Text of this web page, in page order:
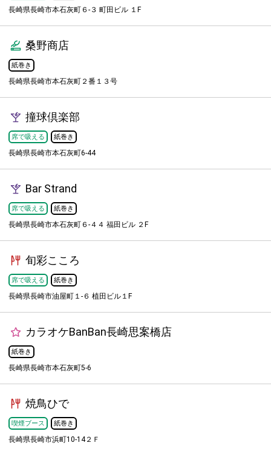
長崎県長崎市本石灰町６-３ 町田ビル １F
桑野商店
紙巻き
長崎県長崎市本石灰町２番１３号
撞球倶楽部
席で吸える 紙巻き
長崎県長崎市本石灰町6-44
Bar Strand
席で吸える 紙巻き
長崎県長崎市本石灰町６-４４ 福田ビル ２F
旬彩こころ
席で吸える 紙巻き
長崎県長崎市油屋町１-６ 植田ビル１F
カラオケBanBan長崎思案橋店
紙巻き
長崎県長崎市本石灰町5-6
焼鳥ひで
喫煙ブース 紙巻き
長崎県長崎市浜町10-14２Ｆ